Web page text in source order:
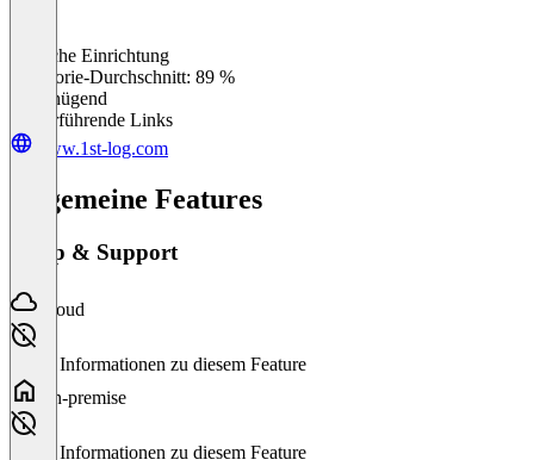
Einfache Einrichtung
Kategorie-Durchschnitt: 89 %
Ungenügend
Weiterführende Links
www.1st-log.com
Allgemeine Features
Setup & Support
Cloud
Keine Informationen zu diesem Feature
On-premise
Keine Informationen zu diesem Feature